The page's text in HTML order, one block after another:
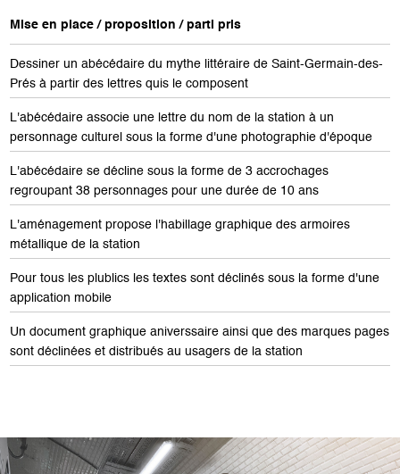
Mise en place / proposition / parti pris
Dessiner un abécédaire du mythe littéraire de Saint-Germain-des-
Prés à partir des lettres quis le composent
L'abécédaire associe une lettre du nom de la station à un
personnage culturel sous la forme d'une photographie d'époque
L'abécédaire se décline sous la forme de 3 accrochages
regroupant 38 personnages pour une durée de 10 ans
L'aménagement propose l'habillage graphique des armoires
métallique de la station
Pour tous les plublics les textes sont déclinés sous la forme d'une
application mobile
Un document graphique aniverssaire ainsi que des marques pages
sont déclinées et distribués au usagers de la station